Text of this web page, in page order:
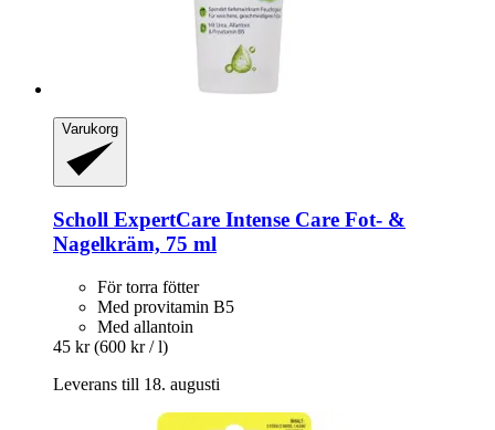
Varukorg
Scholl ExpertCare Intense Care Fot-​ &
Nagelkräm, 75 ml
För torra fötter
Med provitamin B5
Med allantoin
45 kr (600 kr / l)
Leverans till 18. augusti